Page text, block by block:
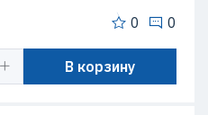
0 0
В корзину